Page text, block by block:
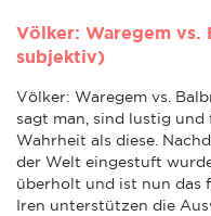
Völker: Waregem vs.
subjektiv)
Völker: Waregem vs.
sagt man, sind lustig und
Wahrheit als diese.
der Welt eingestuft
überholt und ist nun das
Iren unterstützen die